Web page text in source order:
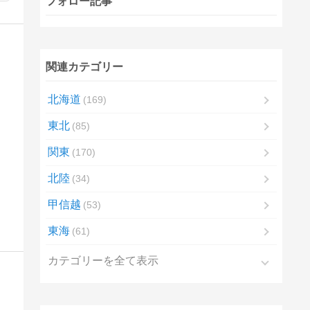
関連カテゴリー
北海道 169
東北 85
関東 170
北陸 34
甲信越 53
東海 61
カテゴリーを全て表示